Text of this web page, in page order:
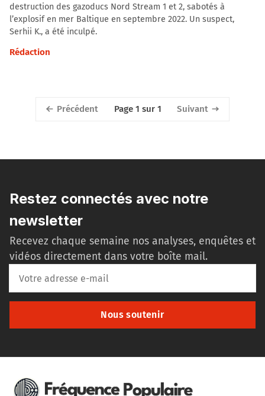
destruction des gazoducs Nord Stream 1 et 2, sabotés à
l’explosif en mer Baltique en septembre 2022. Un suspect,
Serhii K., a été inculpé.
Rédaction
Précédent Page 1 sur 1 Suivant
Restez connectés avec notre
newsletter
Recevez chaque semaine nos analyses, enquêtes et
vidéos directement dans votre boîte mail.
Nous soutenir